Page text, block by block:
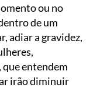
ou no
de um
adiar a gravidez,
entendem
irão diminuir